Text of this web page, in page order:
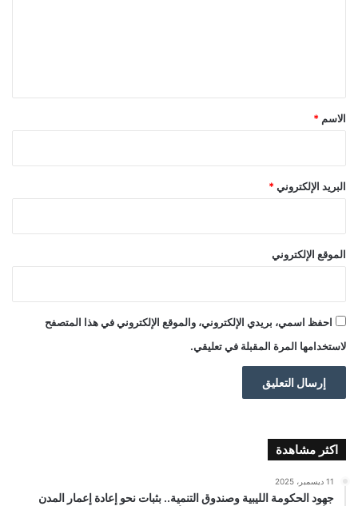
*
الاسم *
البريد الإلكتروني *
الموقع الإلكتروني
احفظ اسمي، بريدي الإلكتروني، والموقع الإلكتروني في هذا المتصفح
لاستخدامها المرة المقبلة في تعليقي.
اكثر مشاهدة
11 ديسمبر، 2025
جهود الحكومة الليبية وصندوق التنمية.. بثبات نحو إعادة إعمار المدن